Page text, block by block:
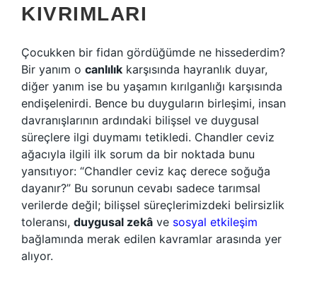
KIVRIMLARI
Çocukken bir fidan gördüğümde ne hissederdim?
Bir yanım o canlılık karşısında hayranlık duyar,
diğer yanım ise bu yaşamın kırılganlığı karşısında
endişelenirdi. Bence bu duyguların birleşimi, insan
davranışlarının ardındaki bilişsel ve duygusal
süreçlere ilgi duymamı tetikledi. Chandler ceviz
ağacıyla ilgili ilk sorum da bir noktada bunu
yansıtıyor: “Chandler ceviz kaç derece soğuğa
dayanır?” Bu sorunun cevabı sadece tarımsal
verilerde değil; bilişsel süreçlerimizdeki belirsizlik
toleransı, duygusal zekâ ve sosyal etkileşim
bağlamında merak edilen kavramlar arasında yer
alıyor.